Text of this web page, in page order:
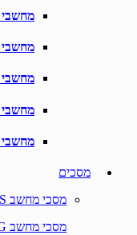
מחשבי DELL
מחשבי GIGABYTE
מחשבי LENOVO
מחשבי ASUS
מחשבי HP
מסכים
מסכי מחשב ASUS
מסכי מחשב LG